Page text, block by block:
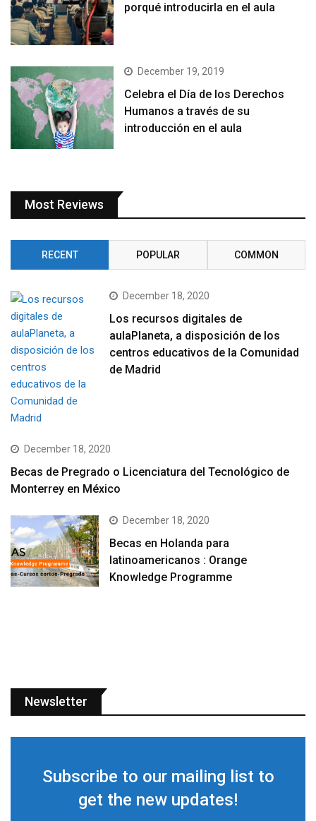
porqué introducirla en el aula
December 19, 2019
Celebra el Día de los Derechos
Humanos a través de su
introducción en el aula
Most Reviews
RECENT POPULAR COMMON
December 18, 2020
Los recursos digitales de
aulaPlaneta, a disposición de los
centros educativos de la Comunidad
de Madrid
December 18, 2020
Becas de Pregrado o Licenciatura del Tecnológico de
Monterrey en México
December 18, 2020
Becas en Holanda para
latinoamericanos : Orange
Knowledge Programme
Newsletter
Subscribe to our mailing list to
get the new updates!